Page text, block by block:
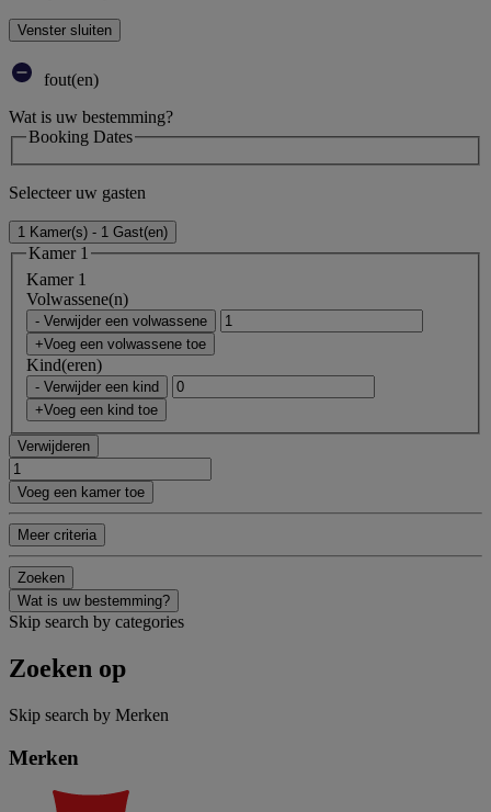
Venster sluiten
fout(en)
Wat is uw bestemming?
Booking Dates
Selecteer uw gasten
1 Kamer(s) - 1 Gast(en)
Kamer 1
Kamer 1
Volwassene(n)
- Verwijder een volwassene
+Voeg een volwassene toe
Kind(eren)
- Verwijder een kind
+Voeg een kind toe
Verwijderen
Voeg een kamer toe
Meer criteria
Zoeken
Wat is uw bestemming?
Skip search by categories
Zoeken op
Skip search by Merken
Merken